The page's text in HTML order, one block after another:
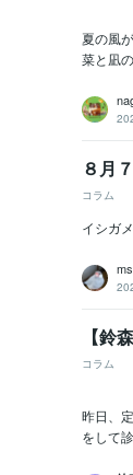
夏の風
菜と凪
８月
コラム
イシガ
【鈴
コラム
昨日、
をして